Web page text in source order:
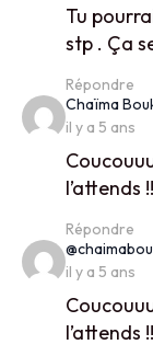
Tu
stp . Ça
Répondre
Chaïma
il y a 5 ans
l’attends
Répondre
il y a 5 ans
l’attends